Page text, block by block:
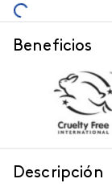
Beneficios
Descripción